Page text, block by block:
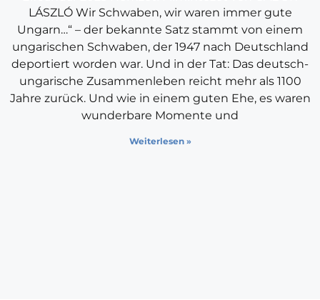
LÁSZLÓ Wir Schwaben, wir waren immer gute
Ungarn…“ – der bekannte Satz stammt von einem
ungarischen Schwaben, der 1947 nach Deutschland
deportiert worden war. Und in der Tat: Das deutsch-
ungarische Zusammenleben reicht mehr als 1100
Jahre zurück. Und wie in einem guten Ehe, es waren
wunderbare Momente und
Weiterlesen »